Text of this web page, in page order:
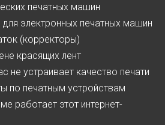
печатных машин
электронных печатных машин
(корректоры)
красящих лент
не устраивает качество печати
по печатным устройствам
работает этот интернет-